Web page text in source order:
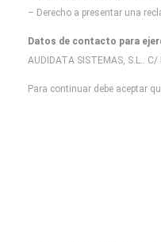
– Derecho a presentar una
Datos de contacto para
AUDIDATA SISTEMAS, S.L..
Para continuar debe aceptar